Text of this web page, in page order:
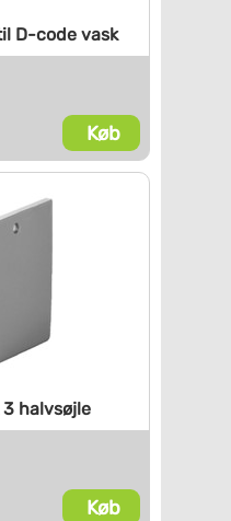
D-codevask
Køb
halvsøjle
Køb